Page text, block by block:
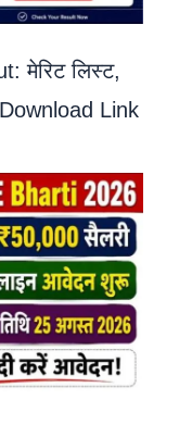
मेरिट लिस्ट,
Link